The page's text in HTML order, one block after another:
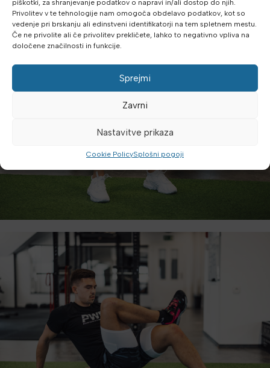
piškotki, za shranjevanje podatkov o napravi in/ali dostop do njih.
Privolitev v te tehnologije nam omogoča obdelavo podatkov, kot so
vedenje pri brskanju ali edinstveni identifikatorji na tem spletnem mestu.
Če ne privolite ali če privolitev prekličete, lahko to negativno vpliva na
določene značilnosti in funkcije.
Sprejmi
Zavrni
Nastavitve prikaza
Cookie PolicySplošni pogoji